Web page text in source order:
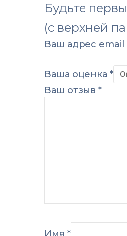
Будьте
(с верхней
Ваш адрес email
Ваша оценка *
Ваш отзыв *
Имя *